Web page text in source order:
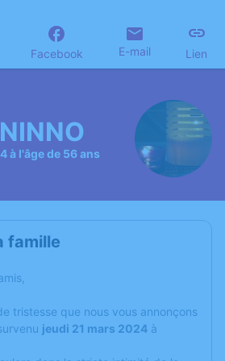
Facebook E-mail Lien
à l'âge de 56 ans
famille
tristesse que nous vous annonçons
jeudi 21 mars 2024 à